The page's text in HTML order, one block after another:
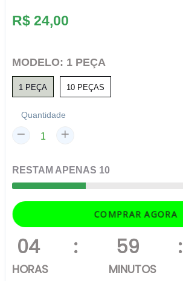
Preço
R$ 24,00
MODELO: 1 PEÇA
1 PEÇA 10 PEÇAS
Quantidade
RESTAM APENAS 10
COMPRAR AGORA
04 : 59 :
HORAS MINUTOS